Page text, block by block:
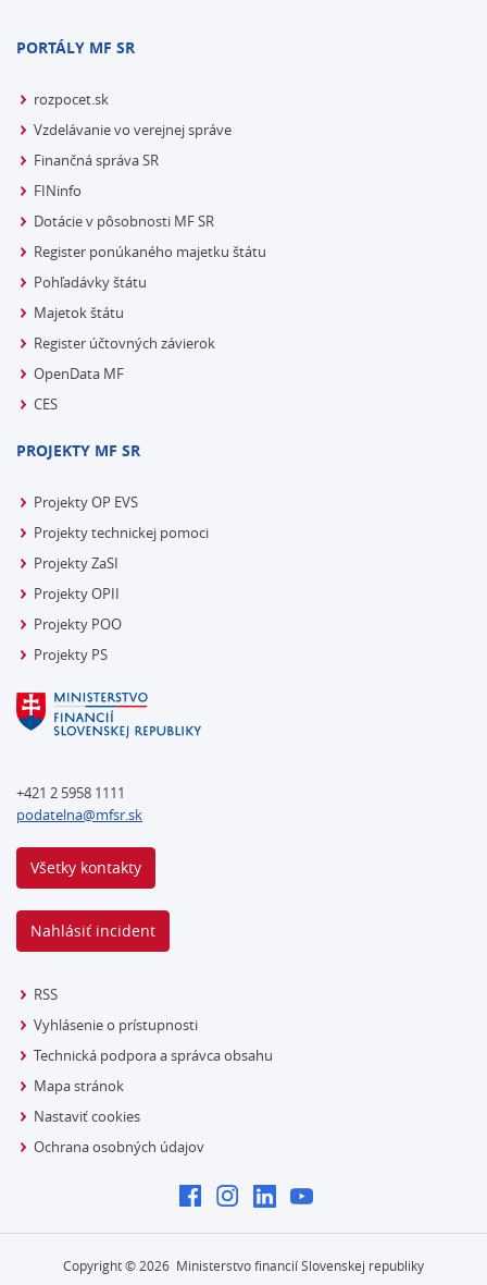
PORTÁLY MF SR
rozpocet.sk
Vzdelávanie vo verejnej správe
Finančná správa SR
FINinfo
Dotácie v pôsobnosti MF SR
Register ponúkaného majetku štátu
Pohľadávky štátu
Majetok štátu
Register účtovných závierok
OpenData MF
CES
PROJEKTY MF SR
Projekty OP EVS
Projekty technickej pomoci
Projekty ZaSI
Projekty OPII
Projekty POO
Projekty PS
+421 2 5958 1111
podatelna@mfsr.sk
Všetky kontakty
Nahlásiť incident
RSS
Vyhlásenie o prístupnosti
Technická podpora a správca obsahu
Mapa stránok
Nastaviť cookies
Ochrana osobných údajov
Copyright © 2026 Ministerstvo financií Slovenskej republiky